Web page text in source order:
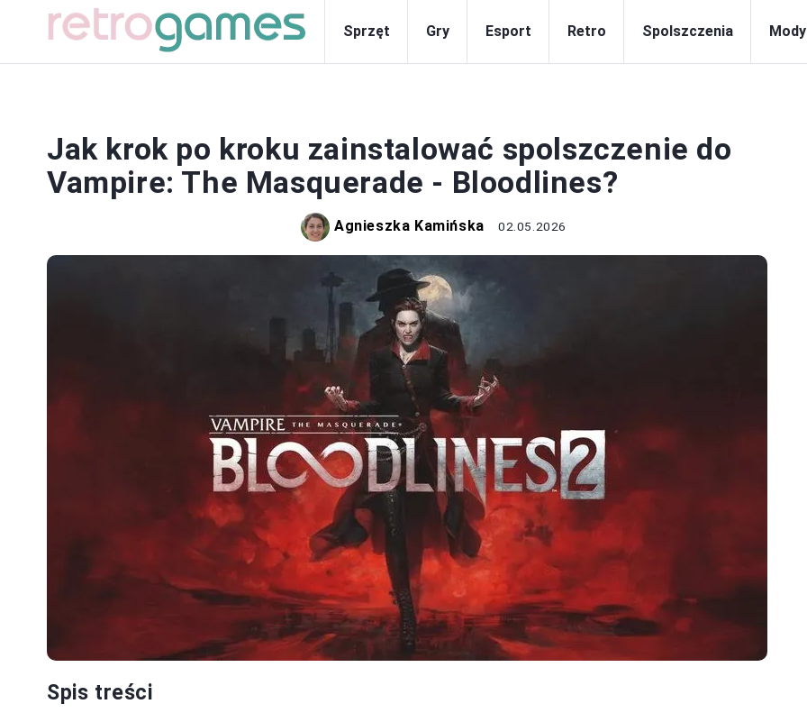
Sprzęt Gry Esport Retro Spolszczenia Mody
Jak krok po kroku zainstalować spolszczenie do
Vampire: The Masquerade - Bloodlines?
Agnieszka Kamińska 02.05.2026
Spis treści